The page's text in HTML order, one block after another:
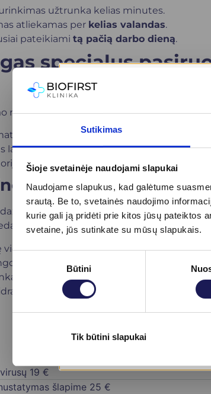
Sutikimas
Šioje svetainėje naudojami slapukai
Naudojame slapukus, kad galėtume
srautą. Be to, svetainės naudojimo
kurie gali ją pridėti prie kitos jūsų pateiktos
svetaine, jūs sutinkate su mūsų slapukais.
Būtini
Tik būtini slapukai
užtrunka kelias minutes.
atliekamas per kelias valandas.
pateikiami tą pačią darbo dieną.
specialus
nereikia, tačiau rekomenduojama:
mėginį;
laisvinančių priemonių prieš tyrimą;
apie vartojamus vaistus.
gydomasimptomiškai , todėl
kilmę;
antibiotikų skyrimo;
gydymą ir užkirsti kelią infekcijos
riziką, ypač mažiems vaikams.
19 €
šlapime 25 €